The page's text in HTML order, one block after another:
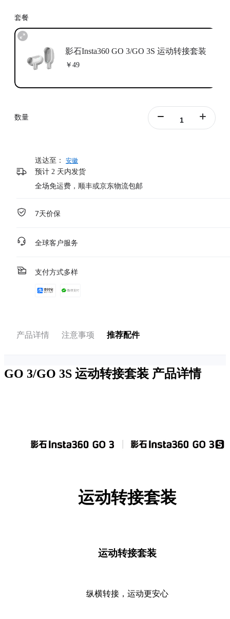
套餐
影石Insta360 GO 3/GO 3S 运动转接套装
￥49
数量
送达至： 安徽
预计 2 天内发货
全场免运费，顺丰或京东物流包邮
7天价保
全球客户服务
支付方式多样
产品详情 注意事项 推荐配件
GO 3/GO 3S 运动转接套装 产品详情
运动转接套装
运动转接套装
纵横转接，运动更安心